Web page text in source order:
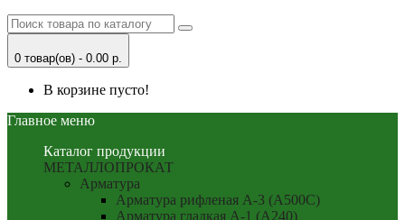
0 товар(ов) - 0.00 р.
В корзине пусто!
Главное меню
Каталог продукции
МЕТАЛЛОПРОКАТ
Арматура
Арматура рифленая А-3 (А500С)
Арматура гладкая А-1 (А240)